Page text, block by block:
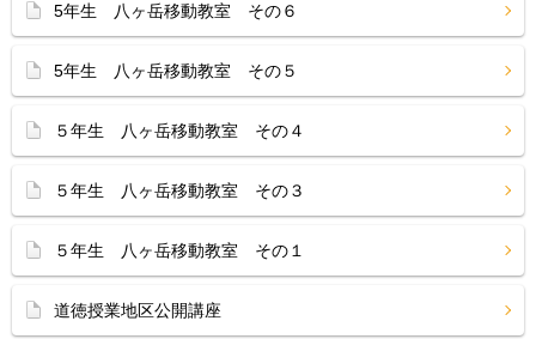
5年生 八ヶ岳移動教室 その６
5年生 八ヶ岳移動教室 その５
５年生 八ヶ岳移動教室 その４
５年生 八ヶ岳移動教室 その３
５年生 八ヶ岳移動教室 その１
道徳授業地区公開講座